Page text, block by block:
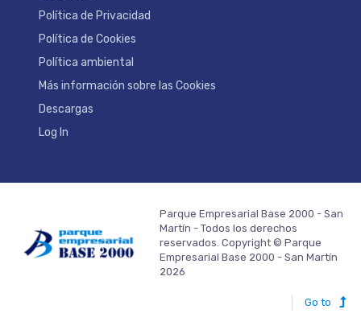
Política de Privacidad
Política de Cookies
Política ambiental
Más información sobre las Cookies
Descargas
Log In
Parque Empresarial Base 2000 - San
Martín - Todos los derechos
reservados. Copyright © Parque
Empresarial Base 2000 - San Martín
2026
Go to